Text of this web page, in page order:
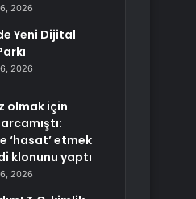
2026
Yeni Dijital
2026
olmak için
‘hasat’ etmek
klonunu yaptı
2026